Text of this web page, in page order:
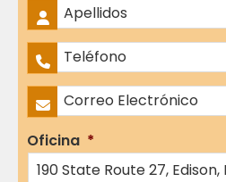
Nombres
Apellidos
Teléfono *
Correo Electrónico *
Oficina *